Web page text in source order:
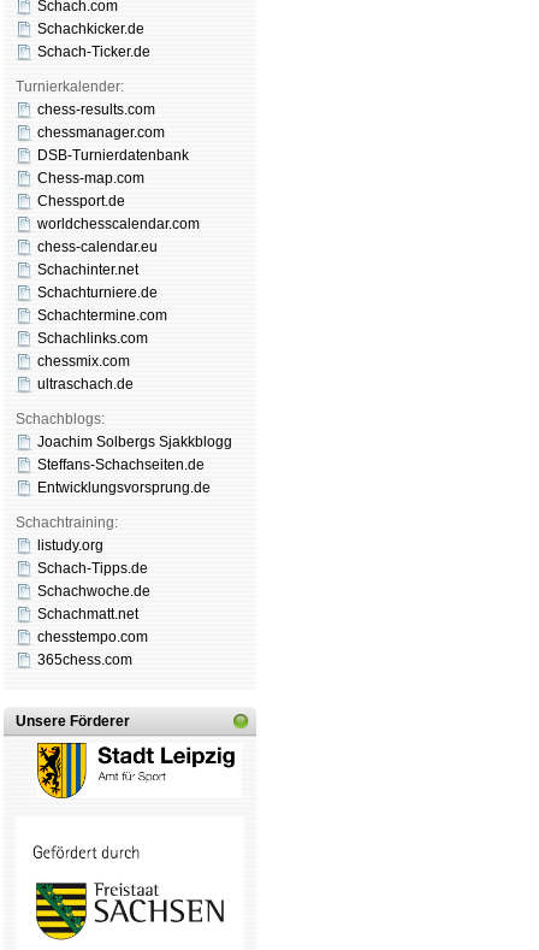
Schach.com
Schachkicker.de
Schach-Ticker.de
Turnierkalender:
chess-results.com
chessmanager.com
DSB-Turnierdatenbank
Chess-map.com
Chessport.de
worldchesscalendar.com
chess-calendar.eu
Schachinter.net
Schachturniere.de
Schachtermine.com
Schachlinks.com
chessmix.com
ultraschach.de
Schachblogs:
Joachim Solbergs Sjakkblogg
Steffans-Schachseiten.de
Entwicklungsvorsprung.de
Schachtraining:
listudy.org
Schach-Tipps.de
Schachwoche.de
Schachmatt.net
chesstempo.com
365chess.com
Unsere Förderer